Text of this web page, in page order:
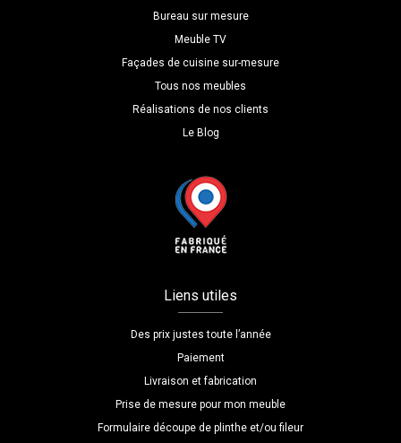
Bureau sur mesure
Meuble TV
Façades de cuisine sur-mesure
Tous nos meubles
Réalisations de nos clients
Le Blog
Liens utiles
Des prix justes toute l’année
Paiement
Livraison et fabrication
Prise de mesure pour mon meuble
Formulaire découpe de plinthe et/ou fileur